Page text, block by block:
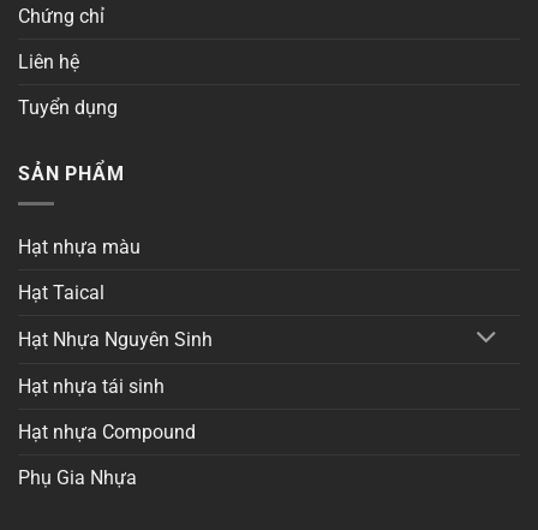
Chứng chỉ
Liên hệ
Tuyển dụng
SẢN PHẨM
Hạt nhựa màu
Hạt Taical
Hạt Nhựa Nguyên Sinh
Hạt nhựa tái sinh
Hạt nhựa Compound
Phụ Gia Nhựa